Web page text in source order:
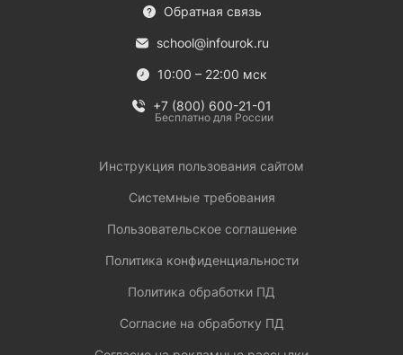
Обратная связь
school@infourok.ru
10:00 – 22:00 мск
+7 (800) 600-21-01
Бесплатно для России
Инструкция пользования сайтом
Системные требования
Пользовательское соглашение
Политика конфиденциальности
Политика обработки ПД
Согласие на обработку ПД